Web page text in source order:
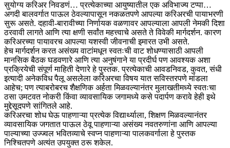
सुयोग्य करिअर निवडणं… प्रत्येकाच्या आयुष्यातील एक अविभाज्य टप्पा…
अगदी बालवर्गात पाऊल ठेवल्यापासून नकळतपणे आपल्या करिअरची पायाभरणी
सुरू असते. दहावी-बारावीच्या निर्णायक वळणावर आपल्याला आपली नेमकी दिशा
ठरवावी लागते आणि त्या क्षणी सर्वांत महत्त्वाचे असते ते विवेकी मार्गदर्शन. कारण
करिअरच्या पायावरच आपल्या यशस्वी जीवनाची इमारत उभी असते.
हेच मार्गदर्शन करत असंख्य वाटांमधून स्वतःची वाट शोधण्यासाठी आपली
मानसिक बैठक घडवणारे आणि त्या अनुषंगाने या प्रदीर्घ पण आवश्यक अशा
प्रक्रियेची संपूर्ण माहिती देणारे हे पुस्तक. प्रत्येकाची आवडनिवड, कुवत, संधी
इत्यादी अनेकविध पैलू असलेला करिअरचा विषय यात सविस्तरपणे मांडला
आहेच; पण त्याबरोबरच शैक्षणिक अर्हता मिळवल्यानंतर मुलाखतीमध्ये स्वतःचा
ठसा उमटवत नोकरी किंवा व्यावसायिक जगामध्ये कसे पदार्पण करावे हेही इथे
मुद्देसूदपणे सांगितले आहे.
करिअरचा शोध घेऊ पाहणाऱ्या प्रत्येक विद्यार्थ्याला, शिक्षण मिळवल्यानंतर
व्यावसायिक जगतात पाऊल ठेवू पाहणाऱ्या असंख्य नवतरुणांना आणि आपल्या
पाल्याच्या उज्ज्वल भवितव्याचे स्वप्न पाहणाऱ्या पालकवर्गाला हे पुस्तक
निश्चितपणे अत्यंत उपयुक्त ठरू शकेल.